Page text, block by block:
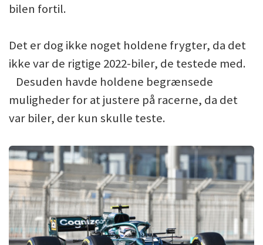
bilen fortil.
Det er dog ikke noget holdene frygter, da det
ikke var de rigtige 2022-biler, de testede med.
Desuden havde holdene begrænsede
muligheder for at justere på racerne, da det
var biler, der kun skulle teste.